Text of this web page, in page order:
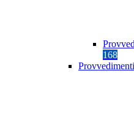
168